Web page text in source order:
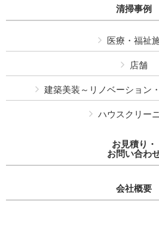
清掃事例
医療・福祉
店舗
建築美装～リノベーション
ハウスクリー
お見積り・
お問い合わ
会社概要